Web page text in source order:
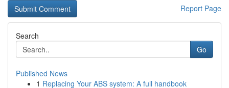
Report Page
Search
Go
Published News
1 Replacing Your ABS system: A full handbook